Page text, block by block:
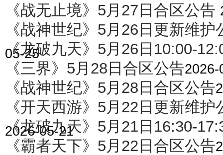
《战无止境》5月27日合区公告
《战神世纪》5月26日更新维
05-25
《龙破九天》5月26日10:00-
《三界》5月28日合区公告2026-
《战神世纪》5月28日合区公告
《开天西游》5月22日更新维
2026-05-21
《龙破九天》5月21日16:30-
《霸者天下》5月22日合区公告